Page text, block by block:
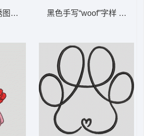
案 米妮 8-DST格式黑色手写“woof”字样 汪狗